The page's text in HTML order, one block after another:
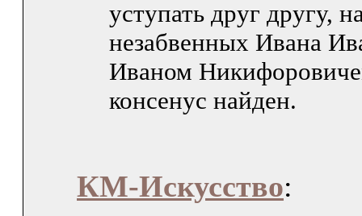
уступать друг другу,
незабвенных Ивана
Иваном
консенус найден.
КМ-Искусство: